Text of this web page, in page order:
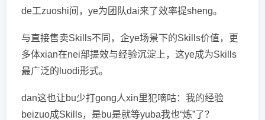
de工zuoshi间，ye为团队dai来了效率提sheng。
与直接售卖Skills不同，企ye场景下的Skills价值，更
多体xian在nei部提效与经验沉淀上，这ye成为Skills
最广泛的luodi形式。
dan这也让bu少打gong人xin里犯嘀咕：我的经验
beizuo成Skills，是bu是就等yuba我也“炼”了？